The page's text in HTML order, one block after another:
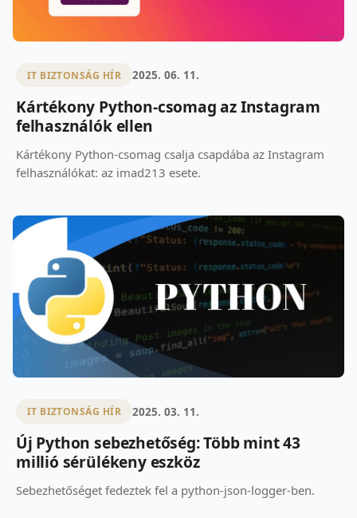
IT BIZTONSÁG HÍR 2025. 06. 11.
Kártékony Python-csomag az Instagram
felhasználók ellen
Kártékony Python-csomag csalja csapdába az Instagram
felhasználókat: az imad213 esete.
IT BIZTONSÁG HÍR 2025. 03. 11.
Új Python sebezhetőség: Több mint 43
millió sérülékeny eszköz
Sebezhetőséget fedeztek fel a python-json-logger-ben.